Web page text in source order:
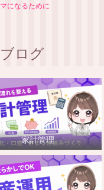
になるために
ログ
家計管理